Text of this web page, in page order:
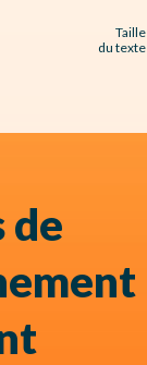
Taille
du texte
de